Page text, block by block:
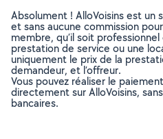
Absolument ! AlloVoisins est
et sans aucune commission
membre, qu’il soit
prestation de service ou une
uniquement le prix de la
demandeur, et l’offreur.
Vous pouvez réaliser le
directement sur AlloVoisins,
bancaires.